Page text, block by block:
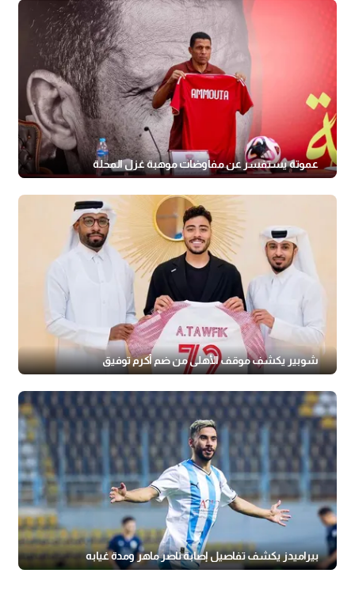
عموتة يستفسر عن مفاوضات موهبة غزل المحلة
شوبير يكشف موقف الأهلي من ضم أكرم توفيق
بيراميدز يكشف تفاصيل إصابة ناصر ماهر ومدة غيابه